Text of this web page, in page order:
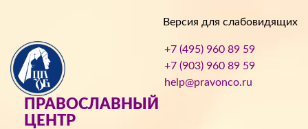
Версия для слабовидящих
ПРАВОСЛАВНЫЙ
ЦЕНТР
+7 (495) 960 89 59
+7 (903) 960 89 59
help@pravonco.ru